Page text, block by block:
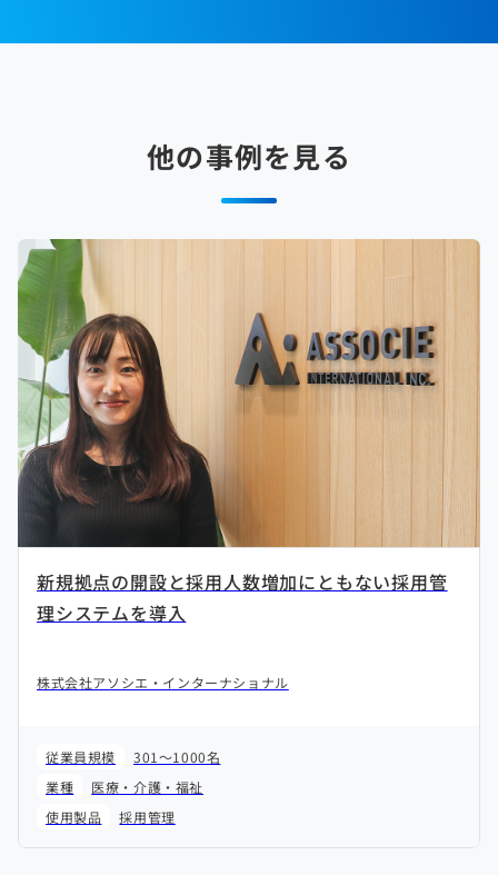
他の事例を見る
新規拠点の開設と採用人数増加にともない採用管
理システムを導入
株式会社アソシエ・インターナショナル
従業員規模
301～1000名
業種
医療・介護・福祉
使用製品
採用管理